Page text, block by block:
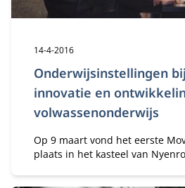
Onderwijsinstellingen
innovatie en
volwassenonderwijs
Publicatiedatum:
14-4-2016
Op 9 maart vond het eerste
plaats in het kasteel van